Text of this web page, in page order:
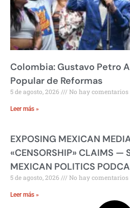
Colombia: Gustavo Petro
Popular de Reformas
5 de agosto, 2026 No hay comentarios
Leer más »
EXPOSING MEXICAN
«CENSORSHIP» CLAIMS —
MEXICAN POLITICS
5 de agosto, 2026 No hay comentarios
Leer más »